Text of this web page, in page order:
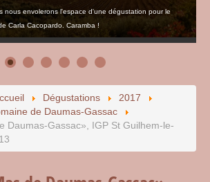
nous envolerons l'espace d'une dégustation pour le
Carla Cacopardo. Caramba !
Dégustations
2017
de Daumas-Gassac
Daumas-Gassac», IGP St Guilhem-le-